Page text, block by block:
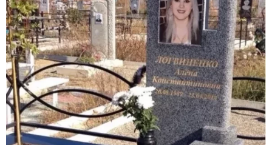
Участникам СВО
Памятники из гранита
Памятники из мрамора
Элитные памятники
Резные памятники
Мемориальные комплексы
Памятники с полноформатным фото